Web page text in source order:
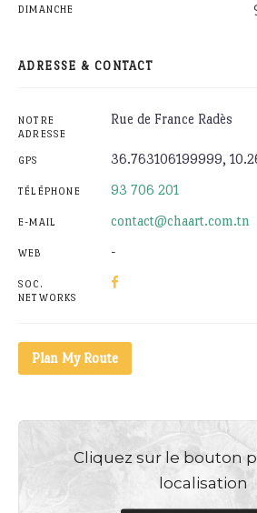
DIMANCHE
ADRESSE & CONTACT
NOTRE
ADRESSE
Rue de France Radès
GPS 36.763106199999,
TÉLÉPHONE 93 706 201
E-MAIL contact@chaart.com.tn
WEB -
SOC.
NETWORKS
Plan My Route
Cliquez sur le bouton
localisation